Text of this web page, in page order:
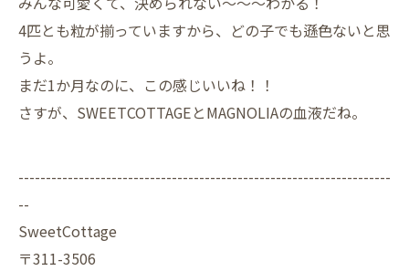
4匹とも粒が揃っていますから、どの子でも遜色ないと思
うよ。
まだ1か月なのに、この感じいいね！！
さすが、SWEETCOTTAGEとMAGNOLIAの血液だね。
--------------------------------------------------------------------
--
SweetCottage
〒311-3506